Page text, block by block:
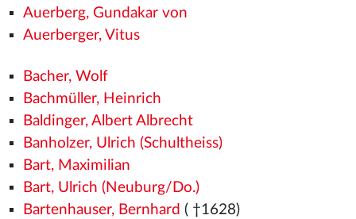
Auerberg, Gundakar von
Auerberger, Vitus
Bacher, Wolf
Bachmüller, Heinrich
Baldinger, Albert Albrecht
Banholzer, Ulrich (Schultheiss)
Bart, Maximilian
Bart, Ulrich (Neuburg/Do.)
Bartenhauser, Bernhard ( †1628)